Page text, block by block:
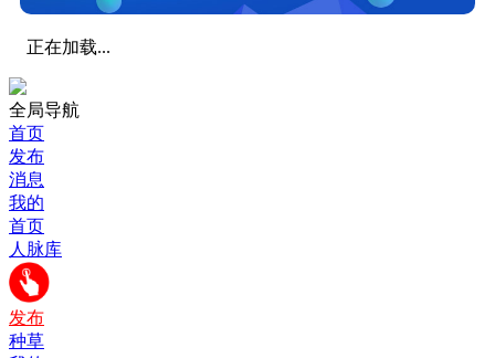
正在加载...
全局导航
首页
发布
消息
我的
首页
人脉库
发布
种草